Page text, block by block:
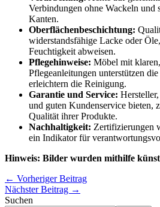
Verbindungen ohne Wackeln und
Kanten.
Oberflächenbeschichtung:
widerstandsfähige Lacke oder
Feuchtigkeit abweisen.
Pflegehinweise: Möbel mit
Pflegeanleitungen unterstützen
erleichtern die Reinigung.
Garantie und Service:
und guten Kundenservice bieten,
Qualität ihrer Produkte.
Nachhaltigkeit: Zertifizierungen
ein Indikator für
Hinweis: Bilder wurden mithilfe
← Vorheriger Beitrag
Nächster Beitrag →
Suchen